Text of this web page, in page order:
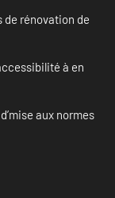
de rénovation de
à en
aux normes